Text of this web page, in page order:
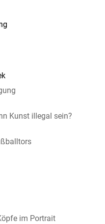
Kunst illegal sein?
im Portrait